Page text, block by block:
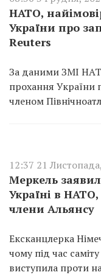
НАТО,
України про
Reuters
За даними ЗМІ
прохання України
членом
12:37 21
Меркель
Україні в
члени Альянсу
Ексканцлерка
чому під час
виступила проти